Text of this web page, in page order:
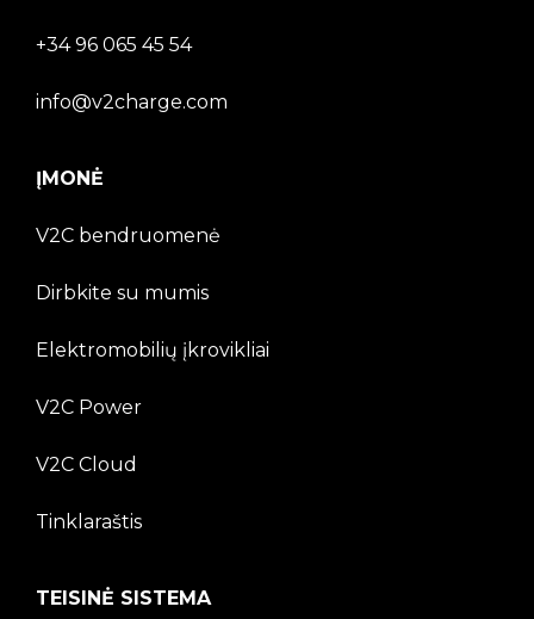
+34 96 065 45 54
info@v2charge.com
ĮMONĖ
V2C bendruomenė
Dirbkite su mumis
Elektromobilių įkrovikliai
V2C Power
V2C Cloud
Tinklaraštis
TEISINĖ SISTEMA